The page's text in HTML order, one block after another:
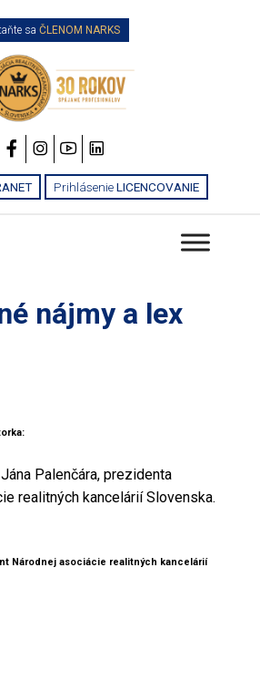
saČLENOM NARKS
PrihlásenieLICENCOVANIE
nájmy a lex
Palenčára, prezidenta
realitných kancelárií Slovenska.
Národnej asociácie realitných kancelárií